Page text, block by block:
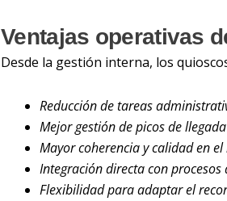
Ventajas operativas
Desde la gestión interna, los
Reducción de tareas
Mejor gestión de picos de
Mayor coherencia y calidad en
Integración directa con
Flexibilidad para adaptar el